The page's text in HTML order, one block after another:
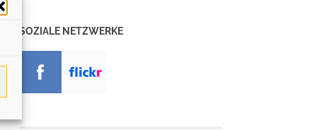
SOZIALE NETZWERKE